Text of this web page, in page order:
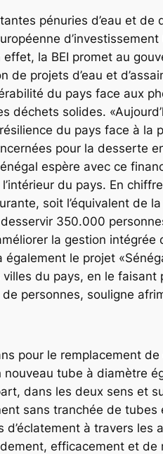
pénuries d’eau et
la BEI promet au
de projets d’eau et
du pays face aux
déchets solides.
du pays face à la
pour la desserte
espère avec ce
du pays. En
soit l’équivalent de
350.000
la gestion
le projet
du pays, en le
personnes, souligne
pour le remplacement
tube à diamètre
dans les deux sens et
sans tranchée de tubes
à travers les
efficacement et